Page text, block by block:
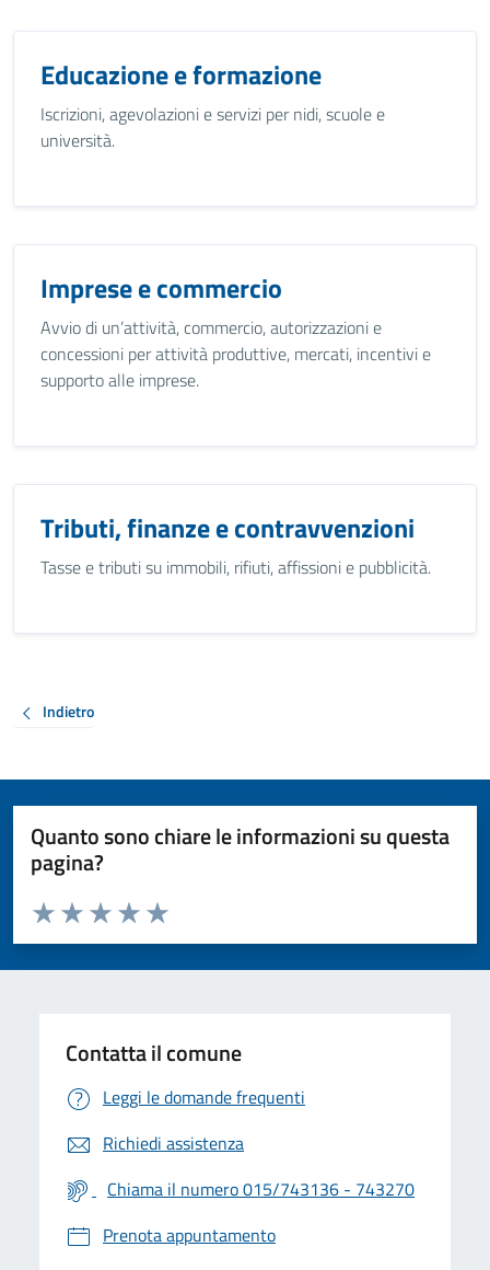
Educazione e formazione
Iscrizioni, agevolazioni e servizi per nidi, scuole e
università.
Imprese e commercio
Avvio di un’attività, commercio, autorizzazioni e
concessioni per attività produttive, mercati, incentivi e
supporto alle imprese.
Tributi, finanze e contravvenzioni
Tasse e tributi su immobili, rifiuti, affissioni e pubblicità.
Indietro
Quanto sono chiare le informazioni su questa
pagina?
Valuta da 1 a 5 stelle la pagina
Valuta 5 stelle su 5
Valuta 4 stelle su 5
Valuta 3 stelle su 5
Valuta 2 stelle su 5
Valuta 1 stelle su 5
Contatta il comune
Leggi le domande frequenti
Richiedi assistenza
Chiama il numero 015/743136 - 743270
Prenota appuntamento